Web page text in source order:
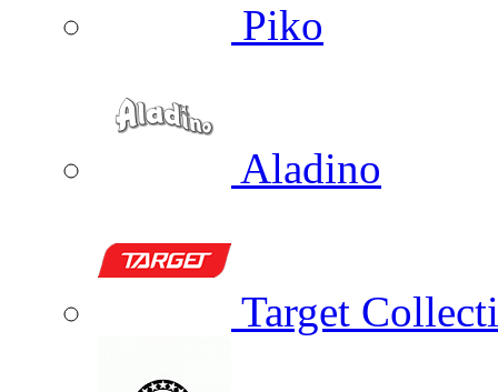
Piko
Aladino
Target